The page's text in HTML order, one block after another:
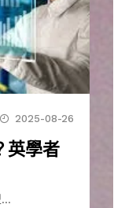
2025-08-26
英學者
…